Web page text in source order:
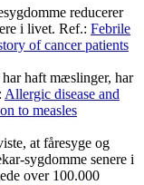
reducerer
i livet. Ref.: Febrile
of cancer patients
haft mæslinger, har
Allergic disease and
to measles
at fåresyge og
sygdomme senere i
over 100.000